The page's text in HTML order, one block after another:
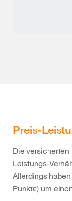
Preis-
Die
Leistungs-
Allerdings
Punkte) um